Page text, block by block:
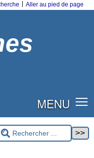
Aller au pied de page
MENU